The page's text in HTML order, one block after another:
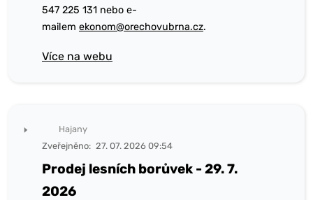
547 225 131 nebo e-
mailem ekonom@orechovubrna.cz.
Více na webu
Hajany
Zveřejněno: 27. 07. 2026 09:54
Prodej lesních borůvek - 29. 7.
2026